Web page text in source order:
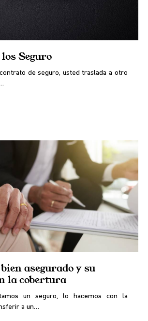
Seguro
de seguro, usted traslada a otro
asegurado y su
la cobertura
un seguro, lo hacemos con la
a un…